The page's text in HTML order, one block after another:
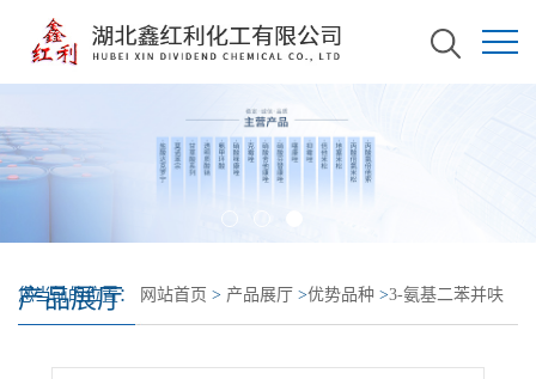
产品展厅
您当前的位置： 网站首页 > 产品展厅 >优势品种 >3-氨基二苯并呋